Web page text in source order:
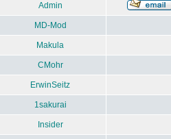
Admin
MD-Mod
Makula
CMohr
ErwinSeitz
1sakurai
Insider